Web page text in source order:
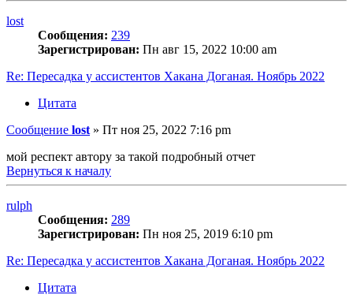
lost
Сообщения: 239
Зарегистрирован: Пн авг 15, 2022 10:00 am
Re: Пересадка у ассистентов Хакана Доганая. Ноябрь 2022
Цитата
Сообщение lost » Пт ноя 25, 2022 7:16 pm
мой респект автору за такой подробный отчет
Вернуться к началу
rulph
Сообщения: 289
Зарегистрирован: Пн ноя 25, 2019 6:10 pm
Re: Пересадка у ассистентов Хакана Доганая. Ноябрь 2022
Цитата